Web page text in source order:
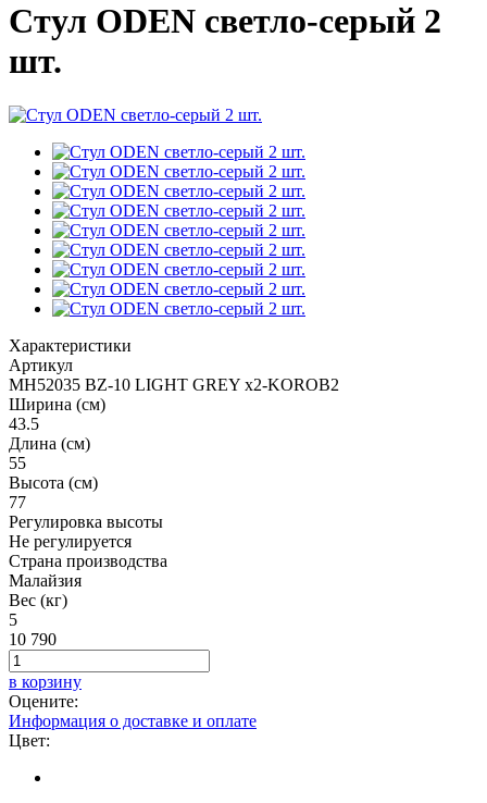
Стул ODEN светло-серый 2
шт.
Характеристики
Артикул
MH52035 BZ-10 LIGHT GREY x2-KOROB2
Ширина (см)
43.5
Длина (см)
55
Высота (см)
77
Регулировка высоты
Не регулируется
Страна производства
Малайзия
Вес (кг)
5
10 790
в корзину
Оцените:
Информация о доставке и оплате
Цвет: